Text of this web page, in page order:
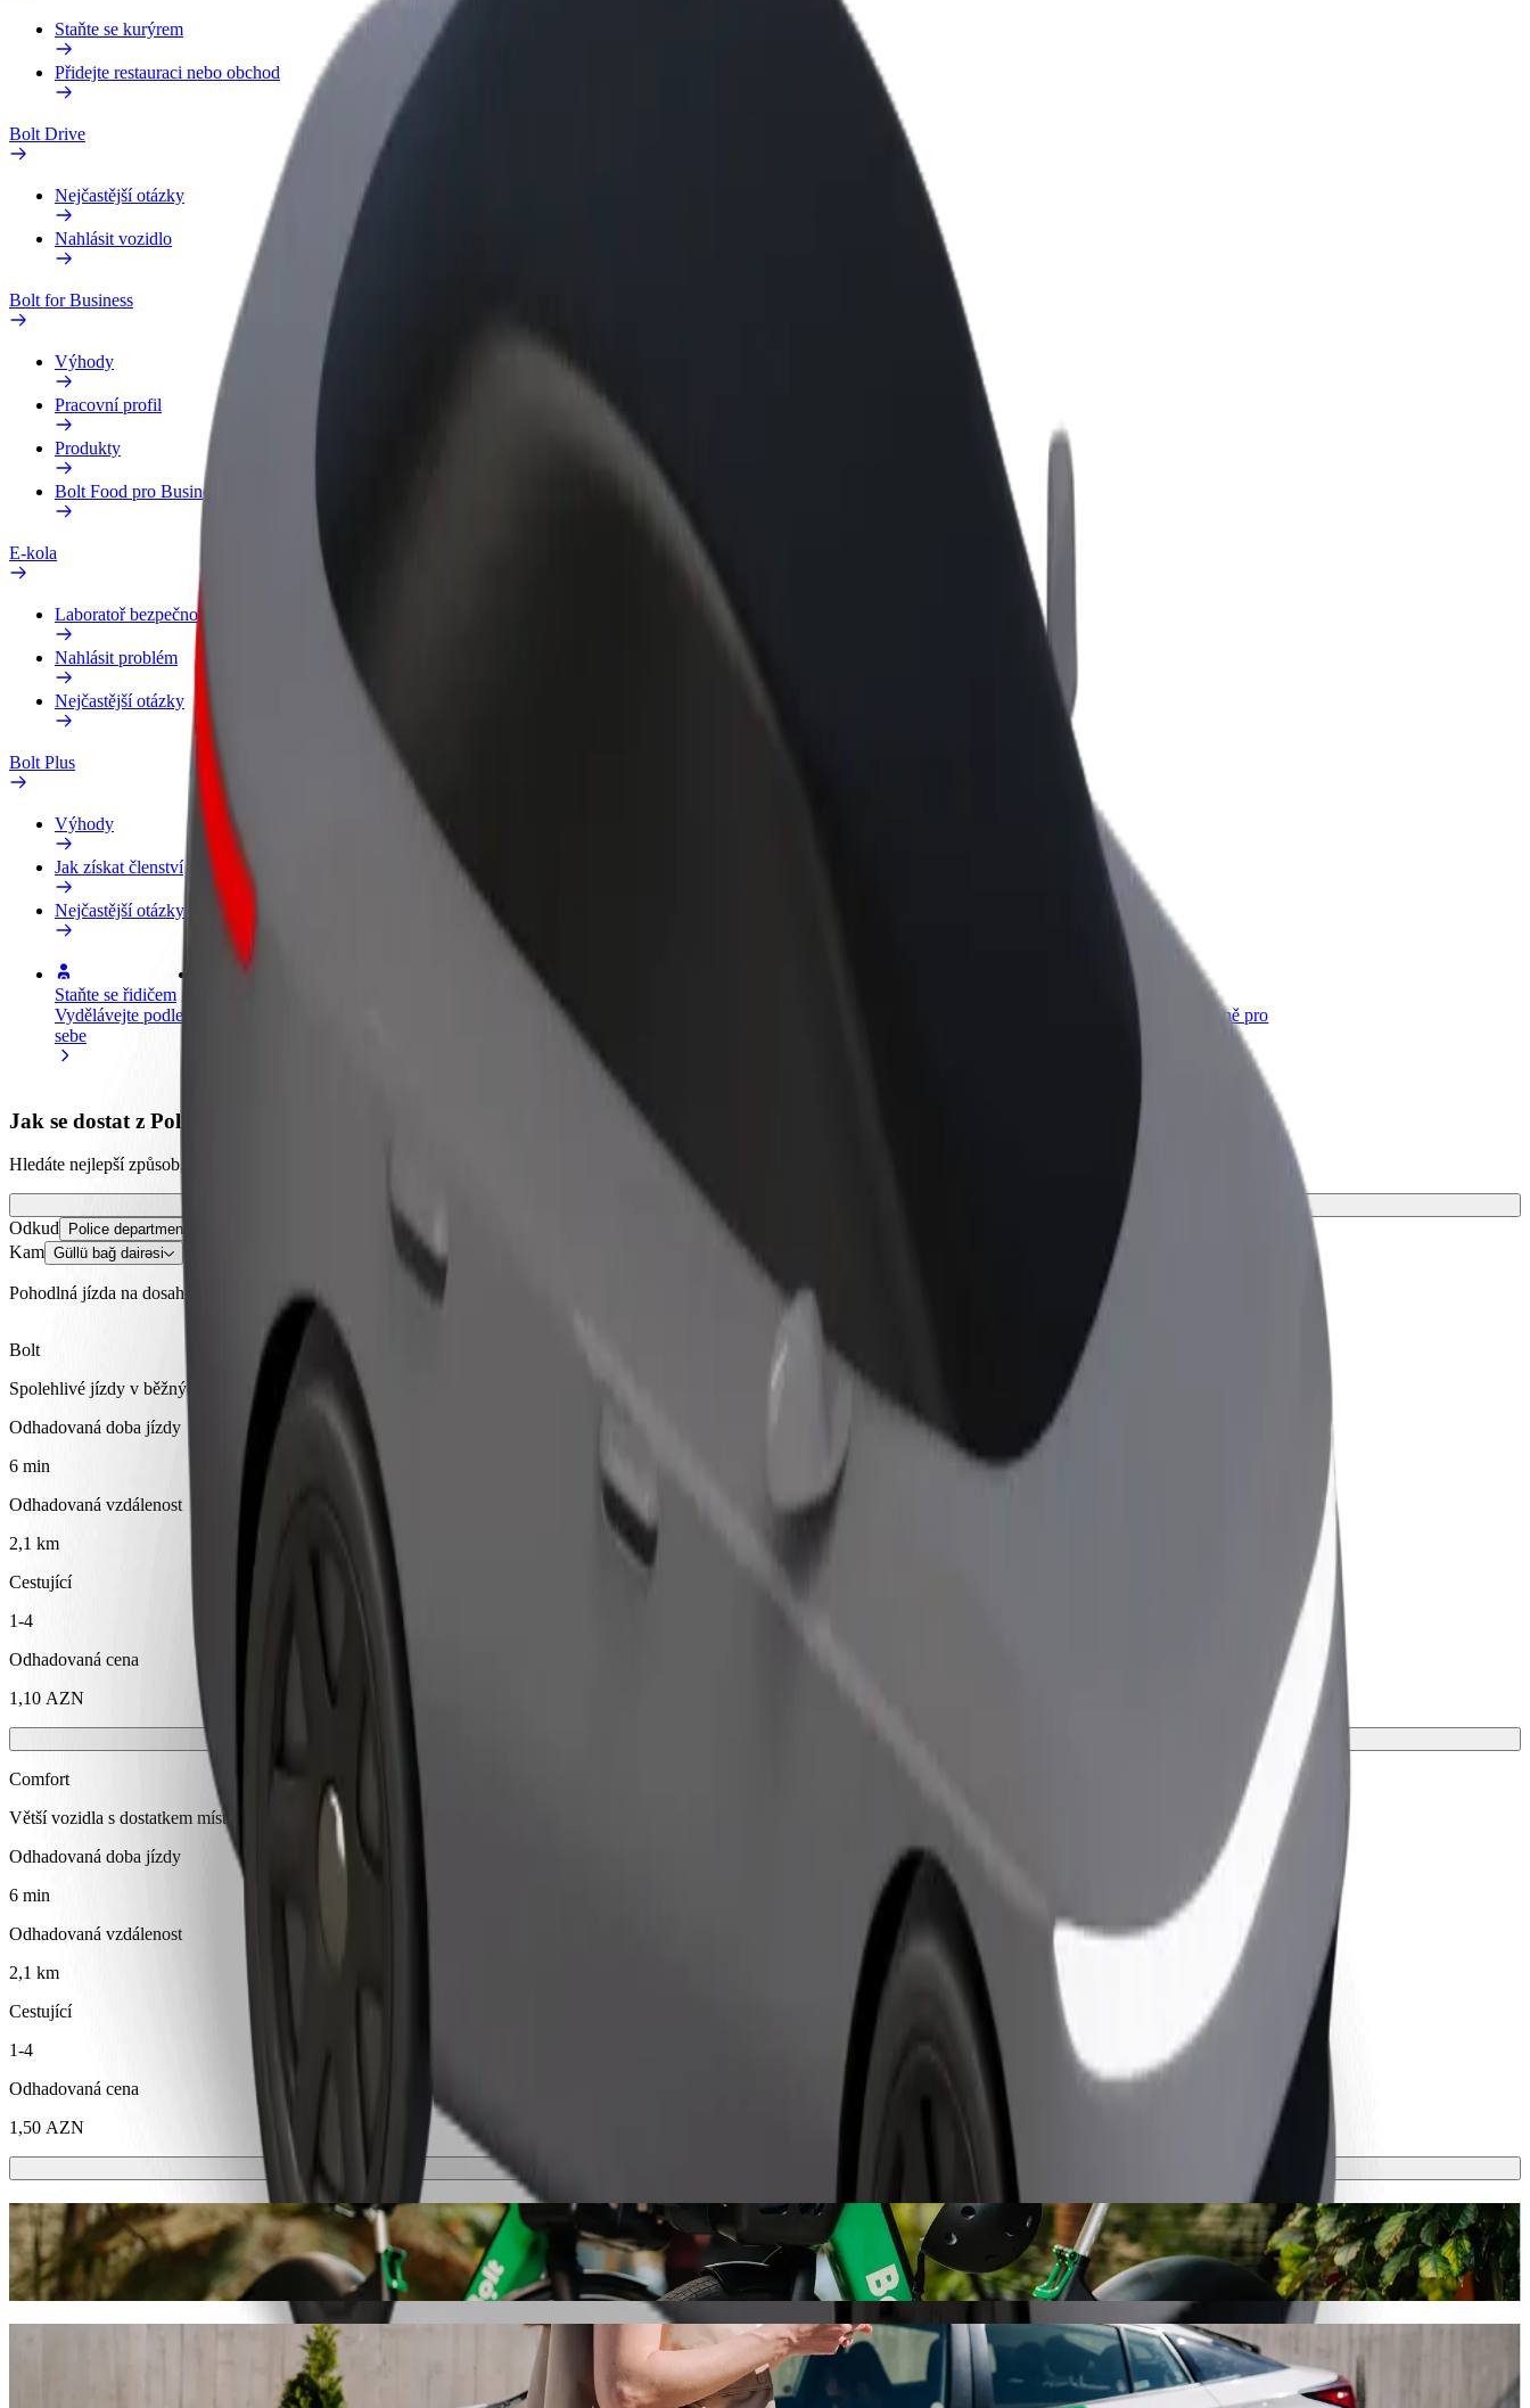
Staňte se kurýrem
Přidejte restauraci nebo obchod
Bolt Drive
Nejčastější otázky
Nahlásit vozidlo
Bolt for Business
Výhody
Pracovní profil
Produkty
Bolt Food pro Business
E-kola
Laboratoř bezpečnosti
Nahlásit problém
Nejčastější otázky
Bolt Plus
Výhody
Jak získat členství
Nejčastější otázky
Staňte se řidičem
Vydělávejte podle
sebe
Přidejte restauraci nebo obchod
Oslovte více zákazníků a zvyšte si
Bolt for Business
Produkty a služby Boltu přesně pro
Jak se dostat z Police department by Mingechevir region do Güllü bağ dairəsi
Hledáte nejlepší způsob, jak se dostat z Police department by Mingechevir region do Güllü bağ dairəsi? Prohlédněte si naše služby a najděte tu ideální pro svou cestu.
Stáhnout aplikaci
Odkud Police department by Mingechevir region
Kam Güllü bağ dairəsi
Pohodlná jízda na dosah ruky!
Bolt
Spolehlivé jízdy v běžných vozidlech střední velikosti.
Odhadovaná doba jízdy
6 min
Odhadovaná vzdálenost
2,1 km
Cestující
1-4
Odhadovaná cena
1,10 AZN
Comfort
Větší vozidla s dostatkem místa pro nohy a úložným prostorem
Odhadovaná doba jízdy
6 min
Odhadovaná vzdálenost
2,1 km
Cestující
1-4
Odhadovaná cena
1,50 AZN
Koloběžky nebo e-kola
Přesouvejte se po Mingachevir na koloběžkách nebo e-kolech
Stáhnout aplikaci Bolt
Dostaňte se z Police department by Mingechevir region do Güllü bağ dairəsi s odvozem autem Bolt
Pokud hledáte nejlepší cenu pro jízdu do Güllü bağ dairəsi, doporučujeme vám odvoz autem Bolt. S Boltem bude tato cesta trvat přibližně 6 min a vyjde na zhruba 1,10 AZN AZN. Ať už jedete kamkoli,